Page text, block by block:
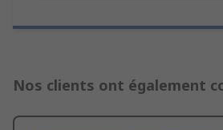
Nos clients ont également